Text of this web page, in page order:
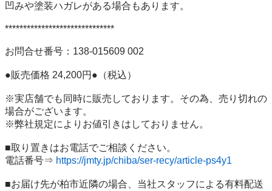
凹みや塗装ハガレがある場合もあります。
******************************
お問合せ番号：138-015609 002
●販売価格 24,200円●（税込）
※実店舗でも同時に販売しております。その為、売り切れの
場合がございます。
※弊社規定によりお値引きはしておりません。
■取り置きはお電話でご相談ください。
電話番号⇒ https://jmty.jp/chiba/ser-recy/article-ps4y1
■お届け先が柏市近隣の場合、当社スタッフによる有料配送